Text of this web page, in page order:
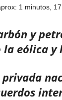
1 minutos,
y
eólica y